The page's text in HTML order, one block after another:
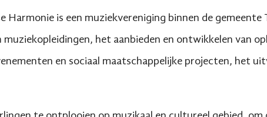
Harmonie is een muziekvereniging binnen de
muziekopleidingen, het aanbieden en ontwikkelen van
en sociaal maatschappelijke projecten, het